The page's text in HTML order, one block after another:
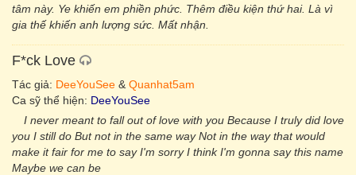
tâm này. Ye khiến em phiền phức. Thêm điều kiện thứ hai. Là vì
gia thế khiến anh lượng sức. Mất nhận.
F*ck Love
Tác giả: DeeYouSee & Quanhat5am
Ca sỹ thể hiện: DeeYouSee
I never meant to fall out of love with you Because I truly did love
you I still do But not in the same way Not in the way that would
make it fair for me to say I'm sorry I think I'm gonna say this name
Maybe we can be